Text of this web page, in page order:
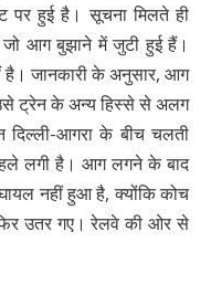
पर हुई है। सूचना मिलते ही
आग बुझाने में जुटी हुई हैं।
है। जानकारी के अनुसार, आग
ट्रेन के अन्य हिस्से से अलग
दिल्ली-आगरा के बीच चलती
लगी है। आग लगने के बाद
नहीं हुआ है, क्योंकि कोच
उतर गए। रेलवे की ओर से